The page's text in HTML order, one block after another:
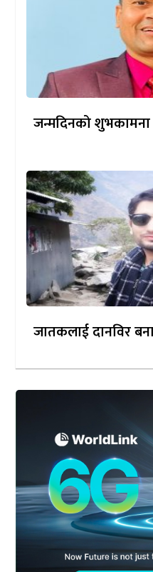
जन्मदिनको शुभकामना
जातकलाई दानविर